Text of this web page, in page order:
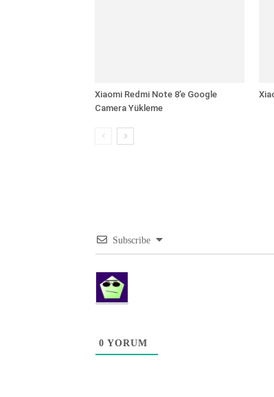
Xiaomi Redmi Note 8’e Google
Camera Yükleme
Subscribe
0 YORUM